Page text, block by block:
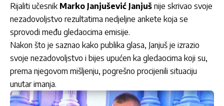
Rijaliti učesnik Marko Janjušević Janjuš nije skrivao svoje
nezadovoljstvo rezultatima nedjeljne ankete koja se
sprovodi među gledaocima emisije.
Nakon što je saznao kako publika glasa, Janjuš je izrazio
svoje nezadovoljstvo i bijes upućen ka gledaocima koji su,
prema njegovom mišljenju, pogrešno procijenili situaciju
unutar imanja.